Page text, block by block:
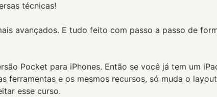
técnicas!
avançados. E tudo feito com passo a passo de
Pocket para iPhones. Então se você já tem um
ferramentas e os mesmos recursos, só muda o
esse curso.